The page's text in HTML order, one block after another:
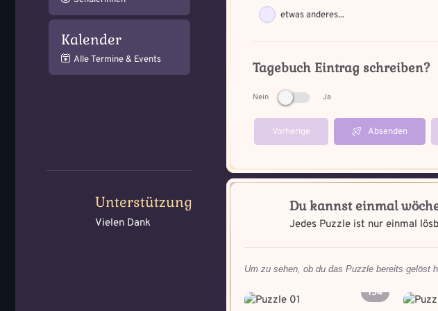
Kalender
Alle Termine & Events
Unterstützung
Vielen Dank
etwas anderes...
Tagebuch Eintrag schreiben?
Nein Ja
Vorherige Absenden
Du kannst einmal
Jedes Puzzle ist nur einmal
Um zu sehen, ob du das Puzzle bereits gelöst
154
Absenden